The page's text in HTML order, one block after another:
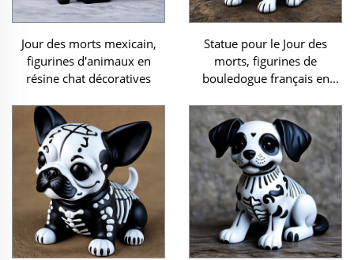
Jour des morts mexicain,
figurines d'animaux en
résine chat décoratives
Statue pour le Jour des
morts, figurines de
bouledogue français en